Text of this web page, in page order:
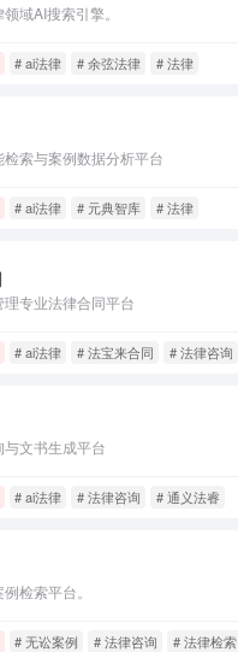
域AI搜索引擎。
# ai法律 # 余弦法律 # 法律
索与案例数据分析平台
# ai法律 # 元典智库 # 法律
专业法律合同平台
# ai法律 # 法宝来合同 # 法律咨询
文书生成平台
# ai法律 # 法律咨询 # 通义法睿
检索平台。
# 无讼案例 # 法律咨询 # 法律检索